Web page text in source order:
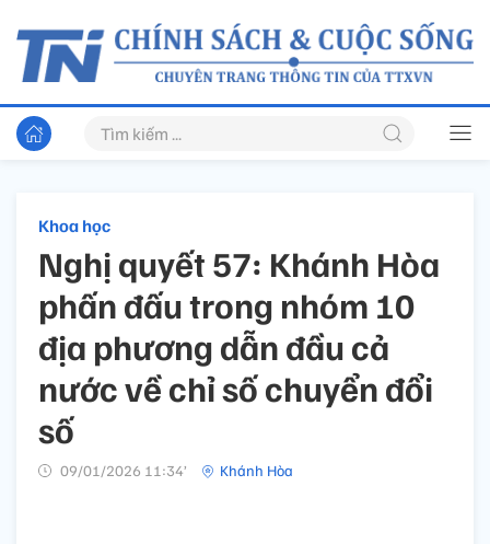
Khoa học
Nghị quyết 57: Khánh Hòa
phấn đấu trong nhóm 10
địa phương dẫn đầu cả
nước về chỉ số chuyển đổi
số
09/01/2026 11:34’ Khánh Hòa